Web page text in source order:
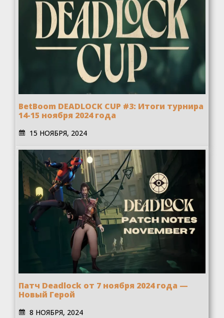
BetBoom DEADLOCK CUP #3: Итоги турнира
14-15 ноября 2024 года
15 НОЯБРЯ, 2024
Патч Deadlock от 7 ноября 2024 года —
Новый Герой
8 НОЯБРЯ, 2024